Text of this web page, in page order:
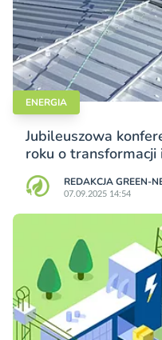
ENERGIA
Jubileuszowa
roku o
REDAKCJA GREEN-
07.09.2025 14:54